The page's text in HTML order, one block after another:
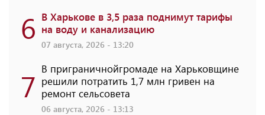
6 В Харькове в 3,5 раза поднимут тарифы
на воду и канализацию
07 августа, 2026 - 13:20
7 В приграничнойгромаде на Харьковщине
решили потратить 1,7 млн ​​гривен на
ремонт сельсовета
06 августа, 2026 - 13:13